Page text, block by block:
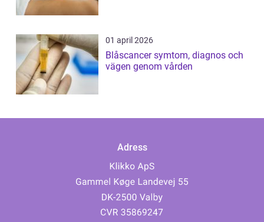
01 april 2026
Blåscancer symtom, diagnos och
vägen genom vården
Adress